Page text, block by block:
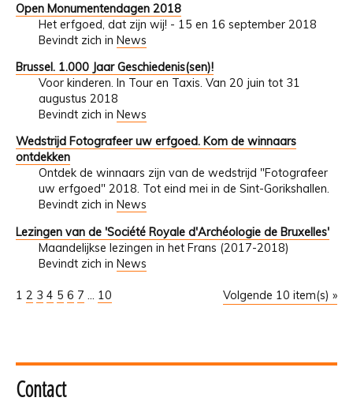
Open Monumentendagen 2018
Het erfgoed, dat zijn wij! - 15 en 16 september 2018
Bevindt zich in News
Brussel. 1.000 Jaar Geschiedenis(sen)!
Voor kinderen. In Tour en Taxis. Van 20 juin tot 31
augustus 2018
Bevindt zich in News
Wedstrijd Fotografeer uw erfgoed. Kom de winnaars
ontdekken
Ontdek de winnaars zijn van de wedstrijd "Fotografeer
uw erfgoed" 2018. Tot eind mei in de Sint-Gorikshallen.
Bevindt zich in News
Lezingen van de 'Société Royale d'Archéologie de Bruxelles'
Maandelijkse lezingen in het Frans (2017-2018)
Bevindt zich in News
Volgende 10 item(s) »
1 2 3 4 5 6 7 ... 10
Contact